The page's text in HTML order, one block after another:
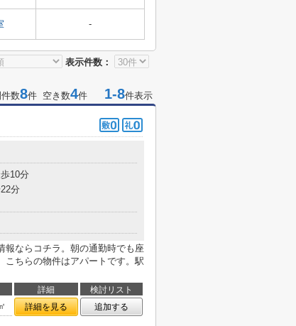
-
表示件数：
数8件 空き数4件 1-8件表示
10分
分
報ならコチラ。朝の通勤時でも座
こちらの物件はアパートです。駅
詳細
検討リスト
詳細を見る 追加する